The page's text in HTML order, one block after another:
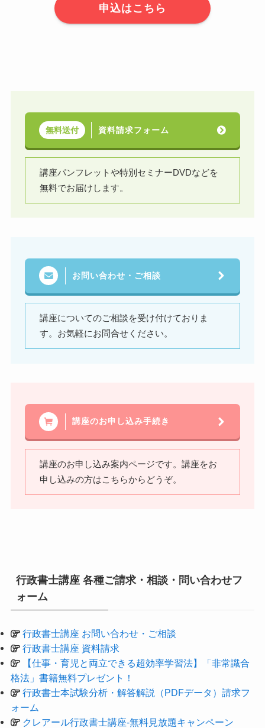
申込はこちら
無料送付 資料請求フォーム
講座パンフレットや特別セミナーDVDなどを
無料でお届けします。
お問い合わせ・ご相談
講座についてのご相談を受け付けておりま
す。お気軽にお問合せください。
講座のお申し込み手続き
講座のお申し込み案内ページです。講座をお
申し込みの方はこちらからどうぞ。
行政書士講座 各種ご請求・相談・問い合わせフ
ォーム
行政書士講座 お問い合わせ・ご相談
行政書士講座 資料請求
【仕事・育児と両立できる超効率学習法】「非常識合
格法」書籍無料プレゼント！
行政書士本試験分析・解答解説（PDFデータ）請求フ
ォーム
クレアール行政書士講座-無料見放題キャンペーン